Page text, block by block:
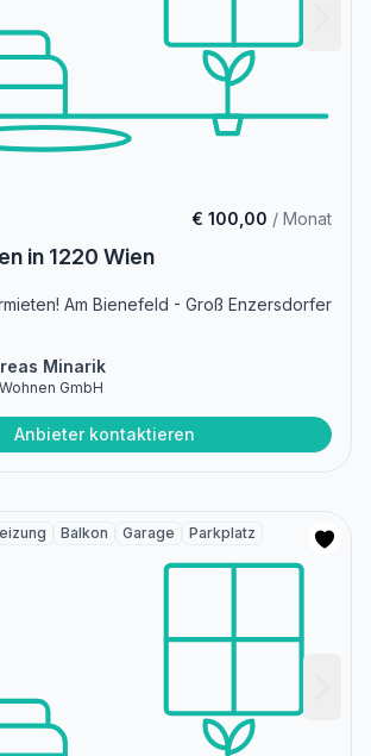
€ 100,00 / Monat
in 1220 Wien
Am Bienefeld - Groß Enzersdorfer
Minarik
GmbH
Anbieter kontaktieren
Balkon Garage
Parkplatz